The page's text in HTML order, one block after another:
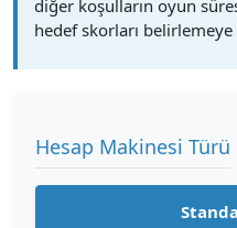
diğer koşulların oyun
hedef skorları belirlemeye
Hesap Makinesi Türü